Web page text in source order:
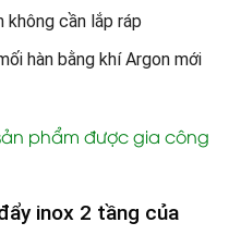
không cần lắp ráp
hàn bằng khí Argon mới
phẩm được gia công
inox 2 tầng của